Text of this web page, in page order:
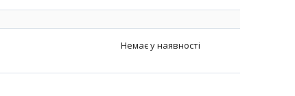
Немає у наявності